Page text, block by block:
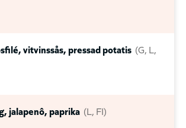
vitvinssås, pressad potatis G L
jalapenô, paprika L FI